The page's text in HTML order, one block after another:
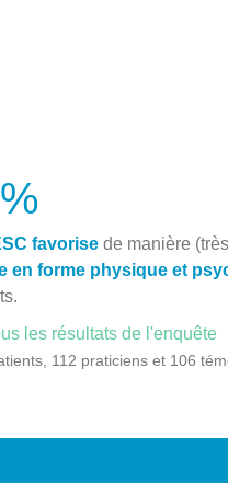
%
favorise de manière
en forme physique et
les résultats de l'enquête
112 praticiens et 106